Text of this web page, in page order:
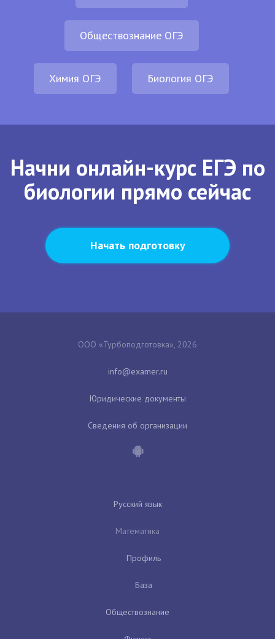
Обществознание ОГЭ
Химия ОГЭ Биология ОГЭ
Начни онлайн-курс ЕГЭ по
биологии прямо сейчас
Начать подготовку
ООО «Турбоподготовка», 2026
Юридические документы
Сведения об организации
Русский язык
Математика
Профиль
База
Обществознание